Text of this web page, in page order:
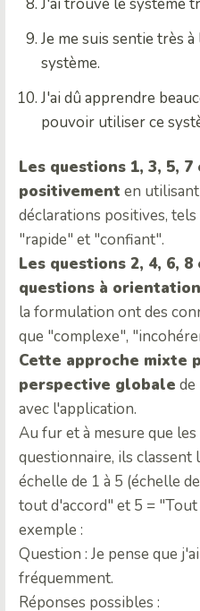
J'ai trouvé le système
Je me suis sentie très
système.
J'ai dû apprendre
pouvoir utiliser ce
Les questions 1, 3, 5,
positivement en utilisant
déclarations positives,
"rapide" et "confiant".
Les questions 2, 4, 6,
questions à
la formulation ont des
que "complexe",
Cette approche mixte
perspective globale
avec l'application.
Au fur et à mesure que
questionnaire, ils
échelle de 1 à 5 (échelle
tout d'accord" et 5 = "Tout
exemple :
Question : Je pense que
fréquemment.
Réponses possibles :